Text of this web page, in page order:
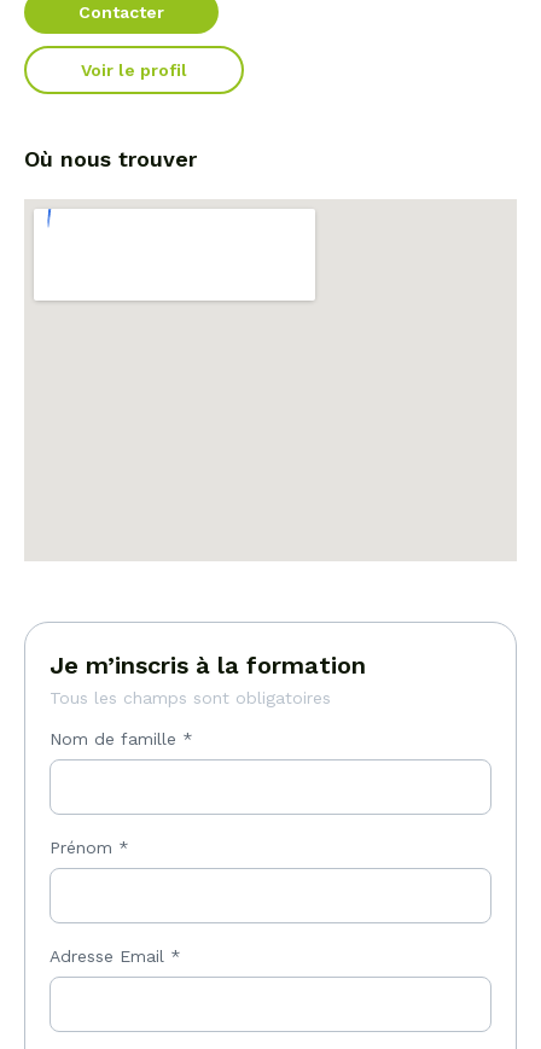
Contacter
Voir le profil
Où nous trouver
Je m’inscris à la formation
Tous les champs sont obligatoires
Nom de famille *
Prénom *
Adresse Email *